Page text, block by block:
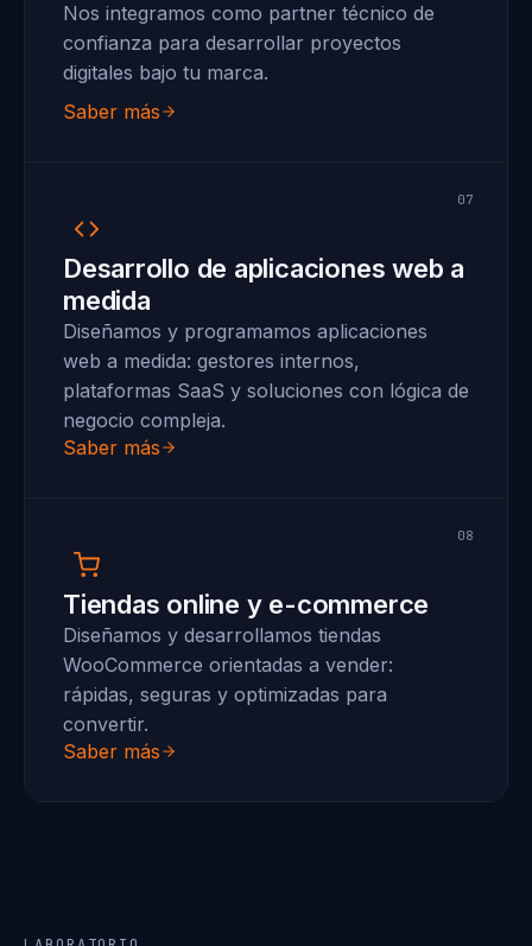
Nos integramos como partner técnico de
confianza para desarrollar proyectos
digitales bajo tu marca.
Saber más
07
Desarrollo de aplicaciones web a
medida
Diseñamos y programamos aplicaciones
web a medida: gestores internos,
plataformas SaaS y soluciones con lógica de
negocio compleja.
Saber más
08
Tiendas online y e-commerce
Diseñamos y desarrollamos tiendas
WooCommerce orientadas a vender:
rápidas, seguras y optimizadas para
convertir.
Saber más